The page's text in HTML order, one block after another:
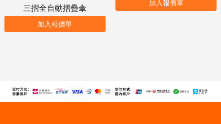
三摺全自動摺疊傘
加入報價單
加入報價單